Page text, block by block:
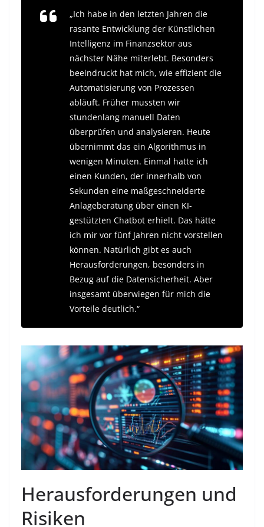
„Ich habe in den letzten Jahren die
rasante Entwicklung der Künstlichen
Intelligenz im Finanzsektor aus
nächster Nähe miterlebt. Besonders
beeindruckt hat mich, wie effizient die
Automatisierung von Prozessen
abläuft. Früher mussten wir
stundenlang manuell Daten
überprüfen und analysieren. Heute
übernimmt das ein Algorithmus in
wenigen Minuten. Einmal hatte ich
einen Kunden, der innerhalb von
Sekunden eine maßgeschneiderte
Anlageberatung über einen KI-
gestützten Chatbot erhielt. Das hätte
ich mir vor fünf Jahren nicht vorstellen
können. Natürlich gibt es auch
Herausforderungen, besonders in
Bezug auf die Datensicherheit. Aber
insgesamt überwiegen für mich die
Vorteile deutlich.“
Herausforderungen und
Risiken